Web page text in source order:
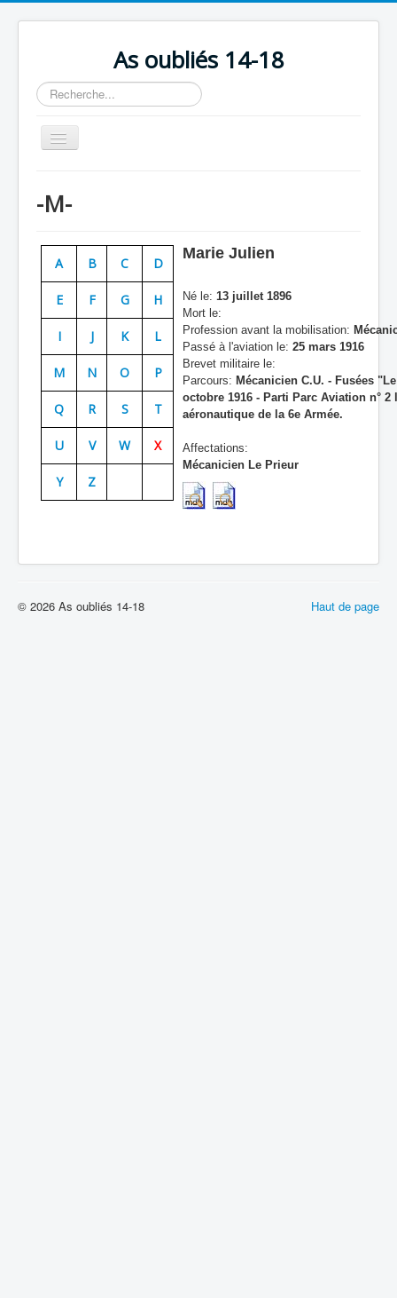
As oubliés 14-18
Rechercher
Basculer
la
Chronologie
Escadrilles
Organisation
Avions
Personnels
Doctrines
Batailles
Les As
Cahiers des As
-M-
A B C D
E F G H
I J K L
M N O P
Q R S T
U V W X
Y Z
Marie Julien
Né le: 13 juillet 1896
Mort le:
Profession avant la mobilisation:
Passé à l'aviation le: 25 mars 1916
Brevet militaire le:
Parcours: Mécanicien C.U. - Fusées
octobre 1916 - Parti Parc Aviation n°
aéronautique de la 6e Armée.
Affectations:
Mécanicien Le Prieur
Haut de page
© 2026 As oubliés 14-18